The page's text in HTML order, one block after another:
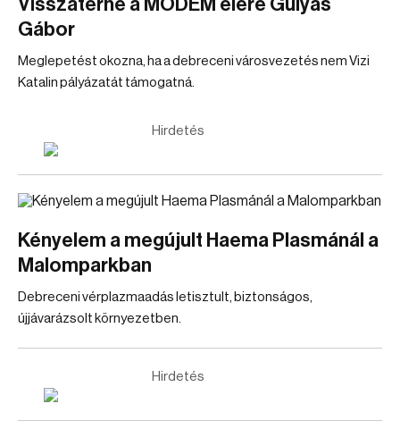
Visszatérne a MODEM élére Gulyás
Gábor
Meglepetést okozna, ha a debreceni városvezetés nem Vizi
Katalin pályázatát támogatná.
Hirdetés
Kényelem a megújult Haema Plasmánál a
Malomparkban
Debreceni vérplazmaadás letisztult, biztonságos,
újjávarázsolt környezetben.
Hirdetés